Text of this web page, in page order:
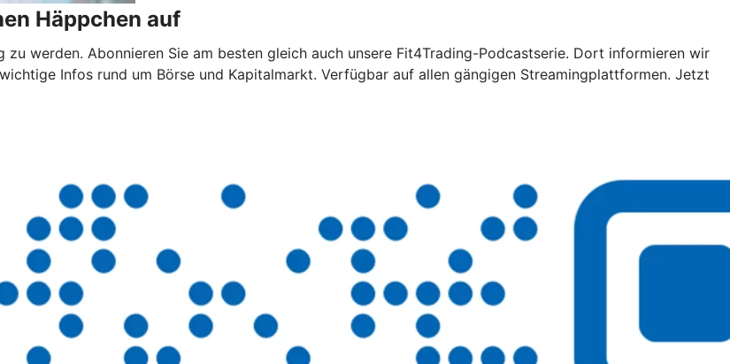
Häppchen auf
werden. Abonnieren Sie am besten gleich auch unsere Fit4Trading-Podcastserie. Dort informieren wir
Infos rund um Börse und Kapitalmarkt. Verfügbar auf allen gängigen Streamingplattformen. Jetzt